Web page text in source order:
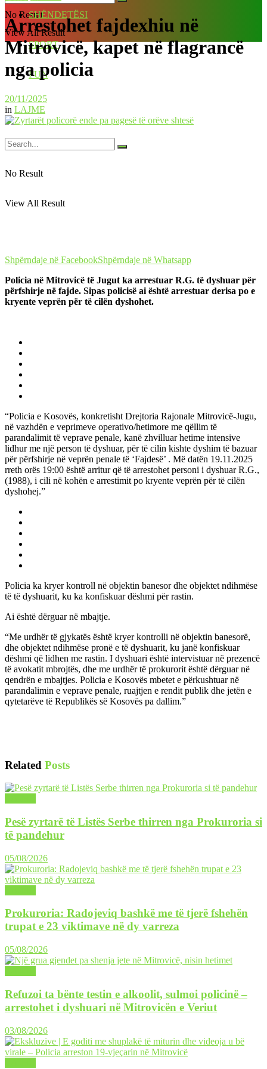
No Result
View All Result
SHËNDETËSI
SPORT
FUN
No Result
View All Result
Arrestohet fajdexhiu në
Mitrovicë, kapet në flagrancë
nga policia
20/11/2025
in LAJME
Shpërndaje në FacebookShpërndaje në Whatsapp
Policia në Mitrovicë të Jugut ka arrestuar R.G. të dyshuar për
përfshirje në fajde. Sipas policisë ai është arrestuar derisa po e
kryente veprën për të cilën dyshohet.
“Policia e Kosovës, konkretisht Drejtoria Rajonale Mitrovicë-Jugu,
në vazhdën e veprimeve operativo/hetimore me qëllim të
parandalimit të veprave penale, kanë zhvilluar hetime intensive
lidhur me një person të dyshuar, për të cilin kishte dyshim të bazuar
për përfshirje në veprën penale të ‘Fajdesë’ . Më datën 19.11.2025
rreth orës 19:00 është arritur që të arrestohet personi i dyshuar R.G.,
(1988), i cili në kohën e arrestimit po kryente veprën për të cilën
dyshohej.”
Policia ka kryer kontroll në objektin banesor dhe objektet ndihmëse
të të dyshuarit, ku ka konfiskuar dëshmi për rastin.
Ai është dërguar në mbajtje.
“Me urdhër të gjykatës është kryer kontrolli në objektin banesorë,
dhe objektet ndihmëse pronë e të dyshuarit, ku janë konfiskuar
dëshmi që lidhen me rastin. I dyshuari është intervistuar në prezencë
të avokatit mbrojtës, dhe me urdhër të prokurorit është dërguar në
qendrën e mbajtjes. Policia e Kosovës mbetet e përkushtuar në
parandalimin e veprave penale, ruajtjen e rendit publik dhe jetën e
qytetarëve të Republikës së Kosovës pa dallim.”
Related Posts
Pesë zyrtarë të Listës Serbe thirren nga Prokuroria si
të pandehur
05/08/2026
Prokuroria: Radojeviq bashkë me të tjerë fshehën
trupat e 23 viktimave në dy varreza
05/08/2026
Refuzoi ta bënte testin e alkoolit, sulmoi policinë –
arrestohet i dyshuari në Mitrovicën e Veriut
03/08/2026